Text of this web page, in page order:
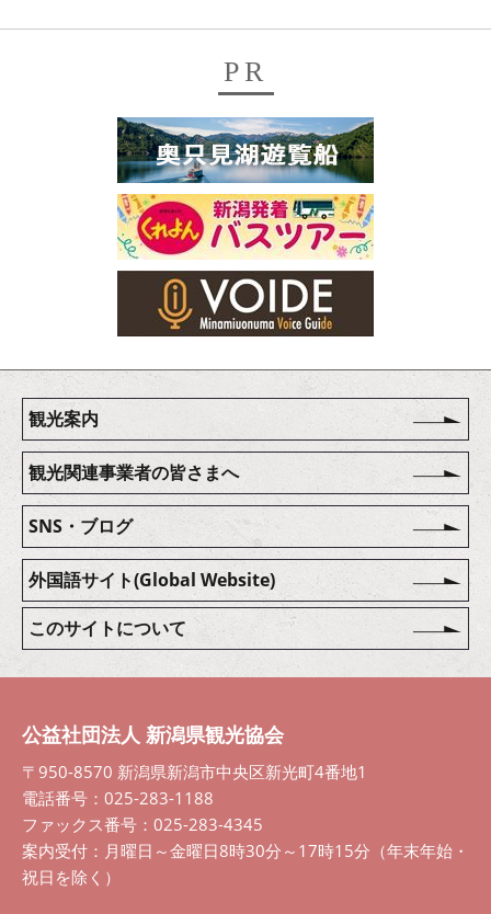
PR
観光案内
観光関連事業者の皆さまへ
SNS・ブログ
外国語サイト(Global Website)
このサイトについて
公益社団法人 新潟県観光協会
〒950-8570 新潟県新潟市中央区新光町4番地1
電話番号：025-283-1188
ファックス番号：025-283-4345
案内受付：月曜日～金曜日8時30分～17時15分（年末年始・
祝日を除く）